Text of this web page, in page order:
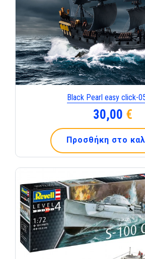
Black Pearl easy click-
30,00 €
Προσθήκη στο